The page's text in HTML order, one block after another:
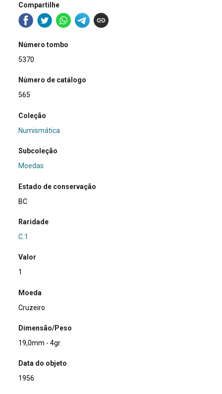
Compartilhe
Número tombo
5370
Número de catálogo
565
Coleção
Numismática
Subcoleção
Moedas
Estado de conservação
BC
Raridade
C.1
Valor
1
Moeda
Cruzeiro
Dimensão/Peso
19,0mm - 4gr.
Data do objeto
1956